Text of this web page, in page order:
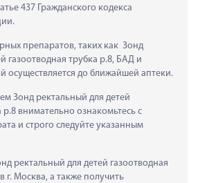
437 Гражданского кодекса
препаратов, таких как  Зонд
газоотводная трубка р.8, БАД и
осуществляется до ближайшей аптеки.
Зонд ректальный для детей
р.8 внимательно ознакомьтесь с
и строго следуйте указанным
ректальный для детей газоотводная
г. Москва, а также получить